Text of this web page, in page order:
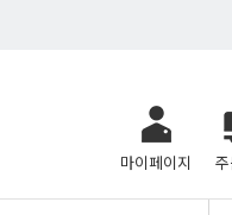
마이페이지